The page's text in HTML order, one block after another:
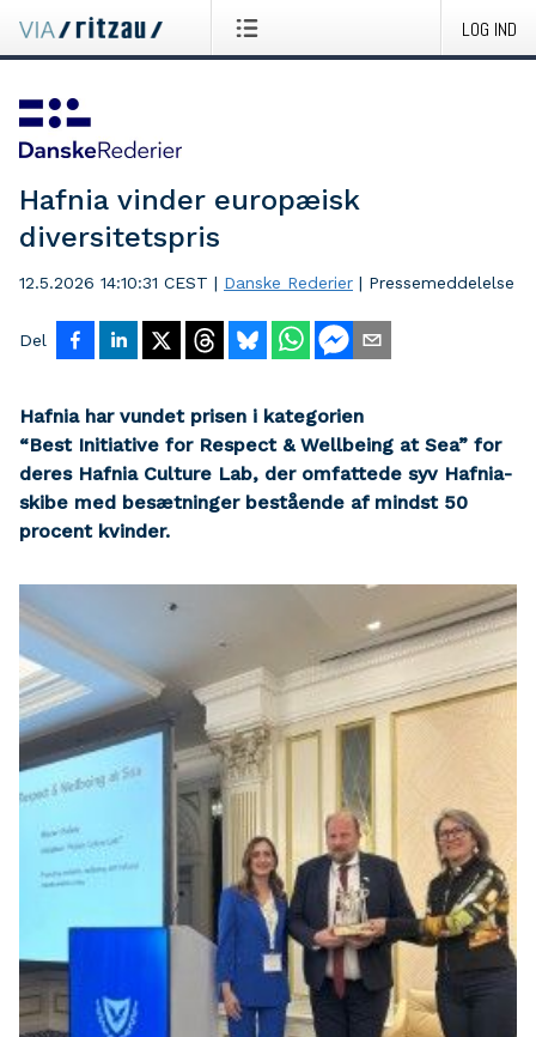
LOG IND
Hafnia vinder europæisk
diversitetspris
12.5.2026 14:10:31 CEST | Danske Rederier | Pressemeddelelse
Del
Hafnia har vundet prisen i kategorien
“Best Initiative for Respect & Wellbeing at Sea” for
deres Hafnia Culture Lab, der omfattede syv Hafnia-
skibe med besætninger bestående af mindst 50
procent kvinder.